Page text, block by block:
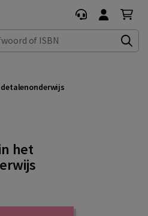
of ISBN
het